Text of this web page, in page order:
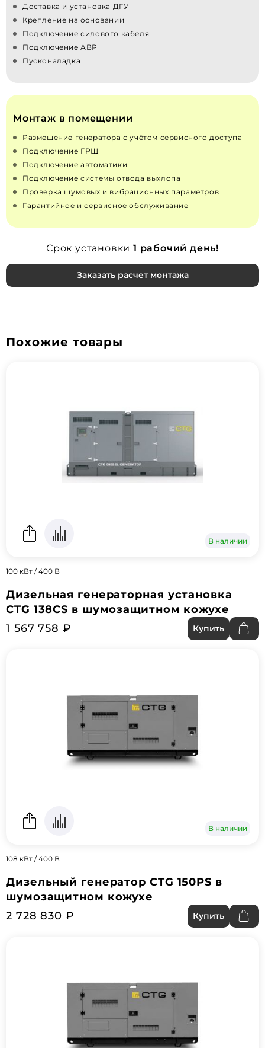
Доставка и установка ДГУ
Крепление на основании
Подключение силового кабеля
Подключение АВР
Пусконаладка
Монтаж в помещении
Размещение генератора с учётом сервисного доступа
Подключение ГРЩ
Подключение автоматики
Подключение системы отвода выхлопа
Проверка шумовых и вибрационных параметров
Гарантийное и сервисное обслуживание
Срок установки 1 рабочий день!
Заказать расчет монтажа
Похожие товары
В наличии
100 кВт / 400 В
Дизельная генераторная установка
CTG 138CS в шумозащитном кожухе
1 567 758 ₽
Купить
В наличии
108 кВт / 400 В
Дизельный генератор CTG 150PS в
шумозащитном кожухе
2 728 830 ₽
Купить